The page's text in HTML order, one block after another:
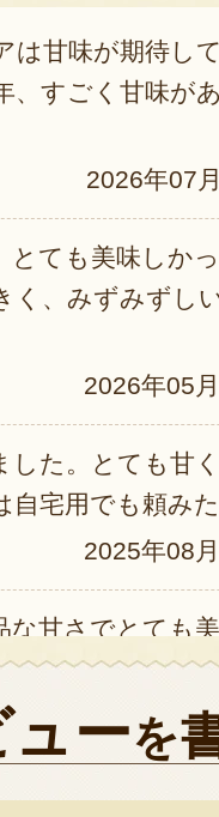
は甘味が期待し
、すごく甘味が
2026年07
とても美味しか
く、みずみずし
2026年05
した。とても甘
自宅用でも頼み
2025年08
な甘さでとても
2025年08月07
ューを